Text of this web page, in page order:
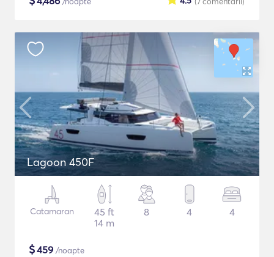
Lagoon 450F
Catamaran
45 ft
14 m
8 4 4
$459 /noapte